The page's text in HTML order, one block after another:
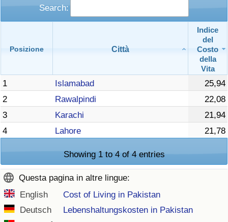
Search:
Posizione Città
Indice
del
Costo
della
Vita
1 Islamabad
25,94
2
Rawalpindi
22,08
3
Karachi
21,94
4
Lahore 21,78
Showing 1 to 4 of 4 entries
Questa pagina in altre lingue:
English
Cost of Living in Pakistan
Deutsch
Lebenshaltungskosten in Pakistan